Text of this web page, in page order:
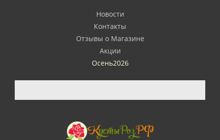
Новости
Контакты
Отзывы о Магазине
Акции
Осень2026